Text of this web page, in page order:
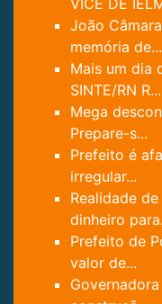
VICE DE
João
memória de...
Mais um dia
SINTE/RN R...
Mega
Prepare-s...
Prefeito é
irregular...
Realidade
dinheiro
Prefeito de
valor de...